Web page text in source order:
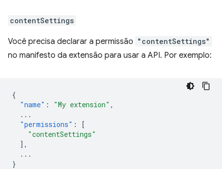
contentSettings
Você precisa declarar a permissão "contentSettings"
no manifesto da extensão para usar a API. Por exemplo:
{
"name" : "My extension" ,
...
"permissions" :
[
"contentSettings"
],
...
}